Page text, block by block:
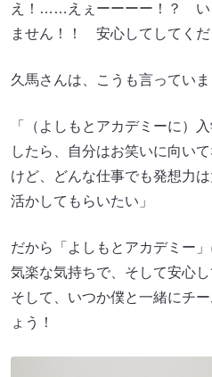
え！……えぇーーーー！？ い
ません！！ 安心してしてくだ
久馬さんは、こうも言っていま
「（よしもとアカデミーに）
したら、自分はお笑いに向い
けど、どんな仕事でも発想力
活かしてもらいたい」
だから「よしもとアカデミー
気楽な気持ちで、そして安心
そして、いつか僕と一緒にチ
ょう！